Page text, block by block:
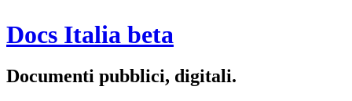
Docs Italia beta
Documenti pubblici, digitali.